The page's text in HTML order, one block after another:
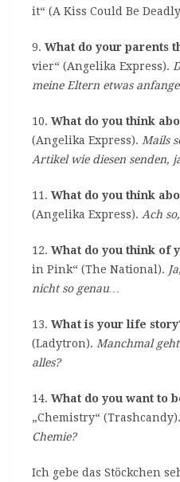
it“ (A Kiss Could Be
9. What do your parents
vier“ (Angelika Express).
meine Eltern etwas
10. What do you think
(Angelika Express). Mails
Artikel wie diesen senden,
11. What do you think
(Angelika Express). Ach
12. What do you think of
in Pink“ (The National).
nicht so genau…
13. What is your life
(Ladytron). Manchmal
alles?
14. What do you want to
„Chemistry“ (Trashcandy).
Chemie?
Ich gebe das Stöckchen